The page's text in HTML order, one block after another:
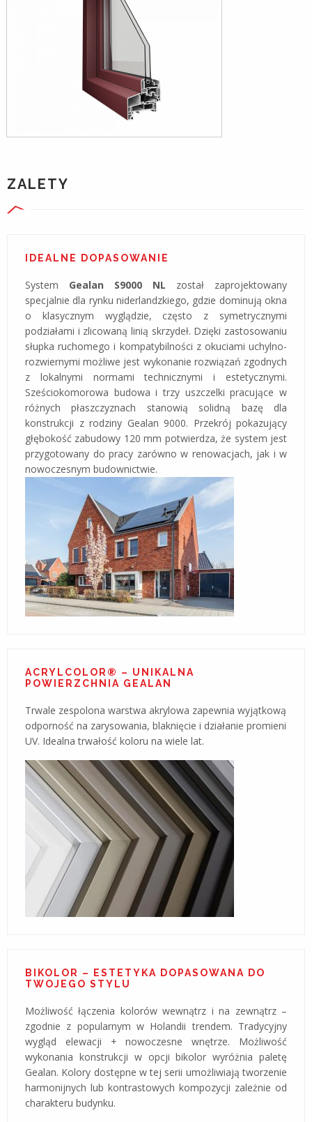
ZALETY
IDEALNE DOPASOWANIE
System Gealan S9000 NL został zaprojektowany
specjalnie dla rynku niderlandzkiego, gdzie dominują okna
o klasycznym wyglądzie, często z symetrycznymi
podziałami i zlicowaną linią skrzydeł. Dzięki zastosowaniu
słupka ruchomego i kompatybilności z okuciami uchylno-
rozwiernymi możliwe jest wykonanie rozwiązań zgodnych
z lokalnymi normami technicznymi i estetycznymi.
Sześciokomorowa budowa i trzy uszczelki pracujące w
różnych płaszczyznach stanowią solidną bazę dla
konstrukcji z rodziny Gealan 9000. Przekrój pokazujący
głębokość zabudowy 120 mm potwierdza, że system jest
przygotowany do pracy zarówno w renowacjach, jak i w
nowoczesnym budownictwie.
ACRYLCOLOR® – UNIKALNA
POWIERZCHNIA GEALAN
Trwale zespolona warstwa akrylowa zapewnia wyjątkową
odporność na zarysowania, blaknięcie i działanie promieni
UV. Idealna trwałość koloru na wiele lat.
BIKOLOR – ESTETYKA DOPASOWANA DO
TWOJEGO STYLU
Możliwość łączenia kolorów wewnątrz i na zewnątrz –
zgodnie z popularnym w Holandii trendem. Tradycyjny
wygląd elewacji + nowoczesne wnętrze. Możliwość
wykonania konstrukcji w opcji bikolor wyróżnia paletę
Gealan. Kolory dostępne w tej serii umożliwiają tworzenie
harmonijnych lub kontrastowych kompozycji zależnie od
charakteru budynku.